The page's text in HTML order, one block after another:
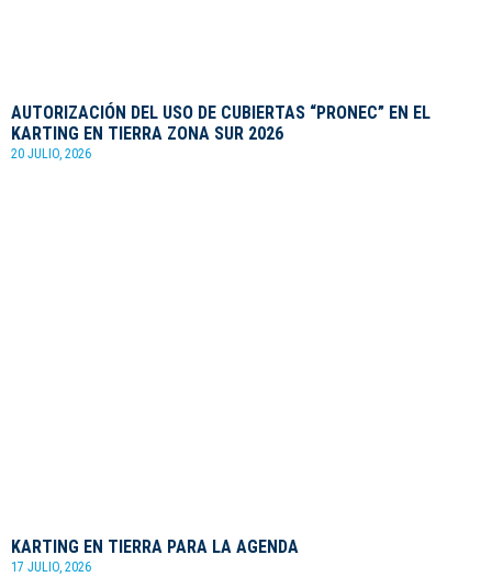
AUTORIZACIÓN DEL USO DE CUBIERTAS “PRONEC” EN EL
KARTING EN TIERRA ZONA SUR 2026
20 JULIO, 2026
KARTING EN TIERRA PARA LA AGENDA
17 JULIO, 2026